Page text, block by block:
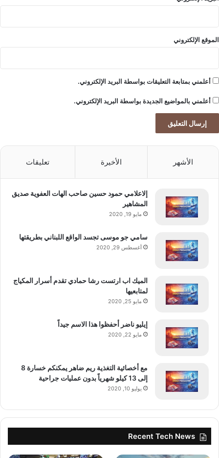
الموقع الإلكتروني
أعلمني بمتابعة التعليقات بواسطة البريد الإلكتروني.
أعلمني بالمواضيع الجديدة بواسطة البريد الإلكتروني.
الأشهر الأخيرة تعليقات
إلاعلامي حمود حسين صاحب الهات العفوية صديق
المشاهير
مايو 19, 2020
سامي جو موسى تجسد الواقع اللبناني بطريقتها
أغسطس 29, 2020
الميك اب ارتست رشا حمادي تقدم أسرار المكياج
لمتابعيها
مايو 25, 2020
إيليو ناضر أحفظوا هذا الاسم جيداً
مايو 22, 2020
مع أخصائية التغذية ريم ضاهر يمكنكم خسارة 8
إلى 13 كيلو شهرياً بدون عمليات جراحية
يوليو 10, 2020
Recent Tech News